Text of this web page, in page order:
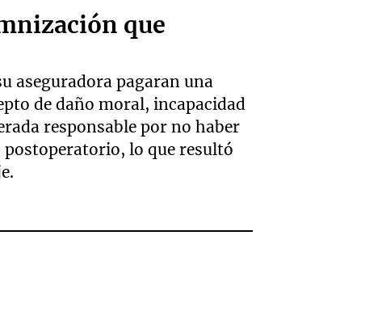
que
aseguradora pagaran una
de daño moral, incapacidad
responsable por no haber
postoperatorio, lo que resultó